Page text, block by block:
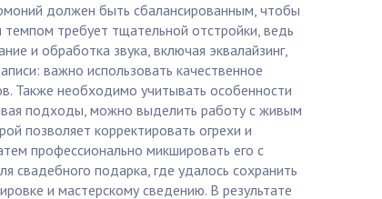
должен быть сбалансированным, чтобы
требует тщательной отстройки, ведь
и обработка звука, включая эквалайзинг,
важно использовать качественное
Также необходимо учитывать особенности
подходы, можно выделить работу с живым
позволяет корректировать огрехи и
профессионально микшировать его с
свадебного подарка, где удалось сохранить
и мастерскому сведению. В результате